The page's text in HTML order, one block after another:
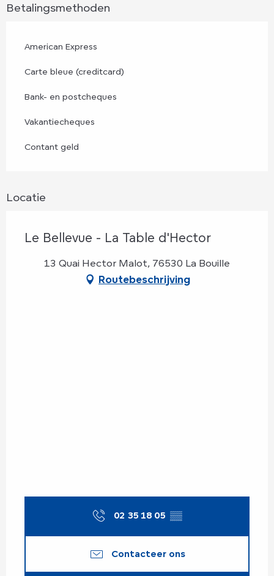
Betalingsmethoden
American Express
Carte bleue (creditcard)
Bank- en postcheques
Vakantiecheques
Contant geld
Locatie
Le Bellevue - La Table d'Hector
13 Quai Hector Malot, 76530 La Bouille
Routebeschrijving
02 35 18 05 ▒▒
Contacteer ons